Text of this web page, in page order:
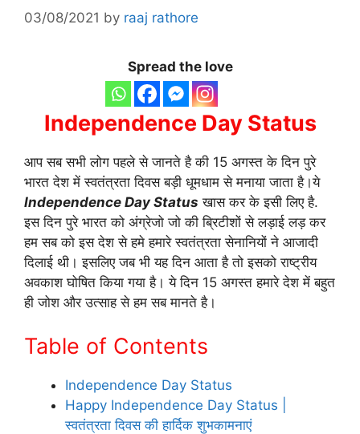
03/08/2021 by raaj rathore
Spread the love
Independence Day Status
आप सब सभी लोग पहले से जानते है की 15 अगस्त के दिन पुरे
भारत देश में स्वतंत्रता दिवस बड़ी धूमधाम से मनाया जाता है।ये
Independence Day Status खास कर के इसी लिए है.
इस दिन पुरे भारत को अंग्रेजो जो की ब्रिटीशों से लड़ाई लड़ कर
हम सब को इस देश से हमे हमारे स्वतंत्रता सेनानियों ने आजादी
दिलाई थी। इसलिए जब भी यह दिन आता है तो इसको राष्ट्रीय
अवकाश घोषित किया गया है। ये दिन 15 अगस्त हमारे देश में बहुत
ही जोश और उत्साह से हम सब मानते है।
Table of Contents
Independence Day Status
Happy Independence Day Status |
स्वतंत्रता दिवस की हार्दिक शुभकामनाएं